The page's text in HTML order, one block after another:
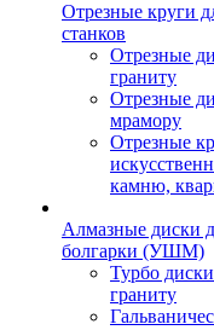
Отрезные круги
станков
Отрезные
граниту
Отрезные
мрамору
Отрезные
камню,
Алмазные диски
болгарки (УШМ)
Турбо
граниту